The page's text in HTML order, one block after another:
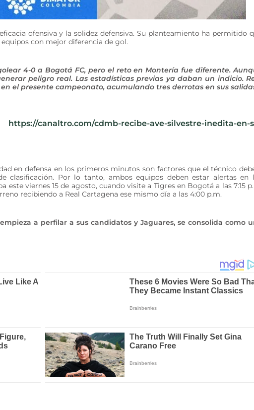
ofensiva y la solidez defensiva. Su planteamiento ha permitido
con mejor diferencia de gol.
4-0 a Bogotá FC, pero el reto en Montería fue diferente.
peligro real. Las estadísticas previas ya daban un indicio.
el presente campeonato, acumulando tres derrotas en sus
https://canaltro.com/cdmb-recibe-ave-silvestre-inedita-en-
en defensa en los primeros minutos son factores que el técnico
clasificación. Por lo tanto, ambos equipos deben estar alertas en
este viernes 15 de agosto, cuando visite a Tigres en Bogotá a las 7:15
recibiendo a Real Cartagena ese mismo día a las 4:00 p.m.
a perfilar a sus candidatos y Jaguares, se consolida como